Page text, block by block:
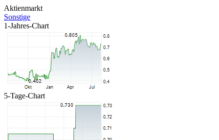
Aktienmarkt
Sonstige
1-Jahres-Chart
5-Tage-Chart